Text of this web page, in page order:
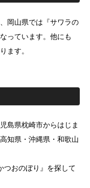
岡山県では『サワラの
っています。他にも
ます。
島県枕崎市からはじま
知県・沖縄県・和歌山
つおのぼり』を探して